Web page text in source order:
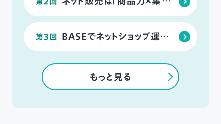
第3回 BASEでネットショップ運営をするさいに知っておきたいページまとめ
もっと見る